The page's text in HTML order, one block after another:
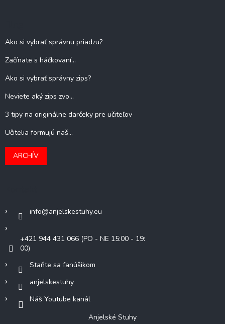
Ako si vybrať správnu priadzu?
Začínate s háčkovaní...
Ako si vybrať správny zips?
Neviete aký zips zvo...
3 tipy na originálne darčeky pre učiteľov
Učitelia formujú naš...
ARCHÍV
info@anjelskestuhy.eu
+421 944 431 066 (PO - NE 15:00 - 19:
00)
Staňte sa fanúšikom
anjelskestuhy
Náš Youtube kanál
Anjelské Stuhy